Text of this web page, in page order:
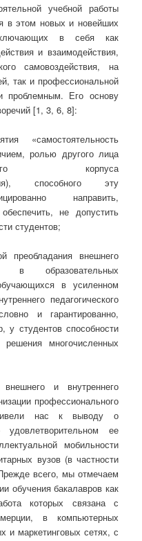
учебной работы
в этом новых и новейших
включающих в себя как
и взаимодействия,
самовоздействия, на
так и профессиональной
проблемным. Его основу
[1, 3, 6, 8]:
«самостоятельность
ролью другого лица
корпуса
способного эту
направить,
не допустить
студентов;
преобладания внешнего
в образовательных
в усиленном
педагогического
и гарантированно,
у студентов способности
решения многочисленных
и внутреннего
профессионального
нас к выводу о
ее
мобильности
вузов (в частности
всего, мы отмечаем
обучения бакалавров как
которых связана с
в компьютерных
и маркетинговых сетях, с